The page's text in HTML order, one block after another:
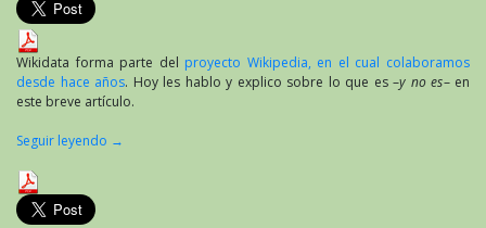
Wikidata forma parte del proyecto Wikipedia, en el cual colaboramos
desde hace años. Hoy les hablo y explico sobre lo que es –y no es– en
este breve artículo.
Seguir leyendo →